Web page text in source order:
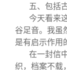
五、包括
今天看来
谷足音。我虽
是有启示作用
在一封信
织，档案不载